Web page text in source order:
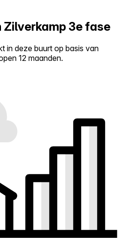
3e fase
in deze buurt op basis van
12 maanden.